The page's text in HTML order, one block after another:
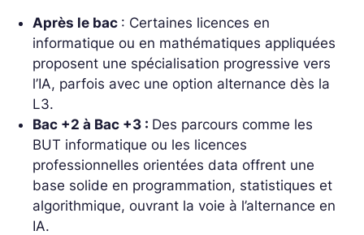
Après le bac : Certaines licences en
informatique ou en mathématiques appliquées
proposent une spécialisation progressive vers
l’IA, parfois avec une option alternance dès la
L3.
Bac +2 à Bac +3 : Des parcours comme les
BUT informatique ou les licences
professionnelles orientées data offrent une
base solide en programmation, statistiques et
algorithmique, ouvrant la voie à l’alternance en
IA.